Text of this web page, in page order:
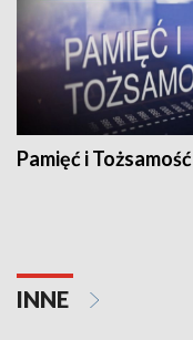
Pamięć i Tożsamość
INNE